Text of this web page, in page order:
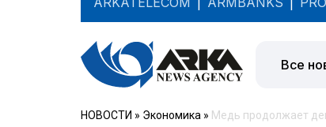
Все
НОВОСТИ » Экономика » Медь продолжает